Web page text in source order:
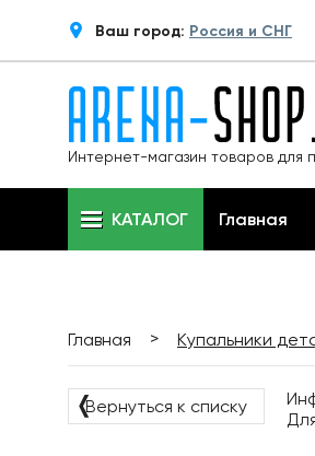
Ваш город: Россия и СНГ
Интернет-магазин товаров для
КАТАЛОГ Главная
Главная > Купальники
❬Вернуться к списку